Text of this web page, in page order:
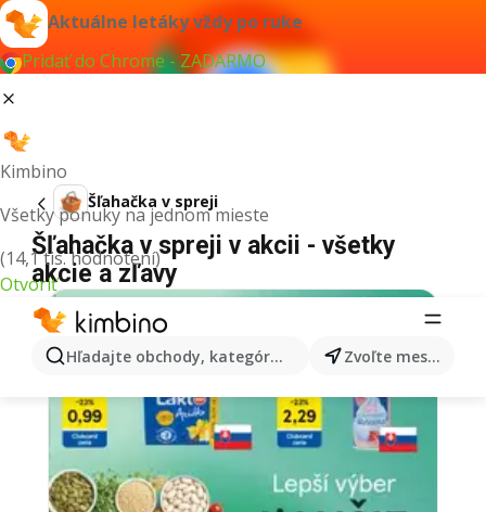
Aktuálne letáky vždy po ruke
Pridať do Chrome - ZADARMO
Kimbino
Všetky ponuky na jednom mieste
(14,1 tis. hodnotení)
Otvoriť
Hľadajte obchody, kategórie, produkty... Zvoľte mesto
Šľahačka v spreji
Šľahačka v spreji v akcii - všetky
akcie a zľavy